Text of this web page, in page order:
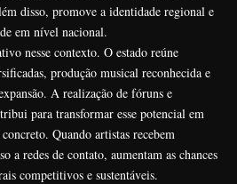
disso, promove a identidade regional e
em nível nacional.
nesse contexto. O estado reúne
produção musical reconhecida e
A realização de fóruns e
para transformar esse potencial em
Quando artistas recebem
a redes de contato, aumentam as chances
competitivos e sustentáveis.